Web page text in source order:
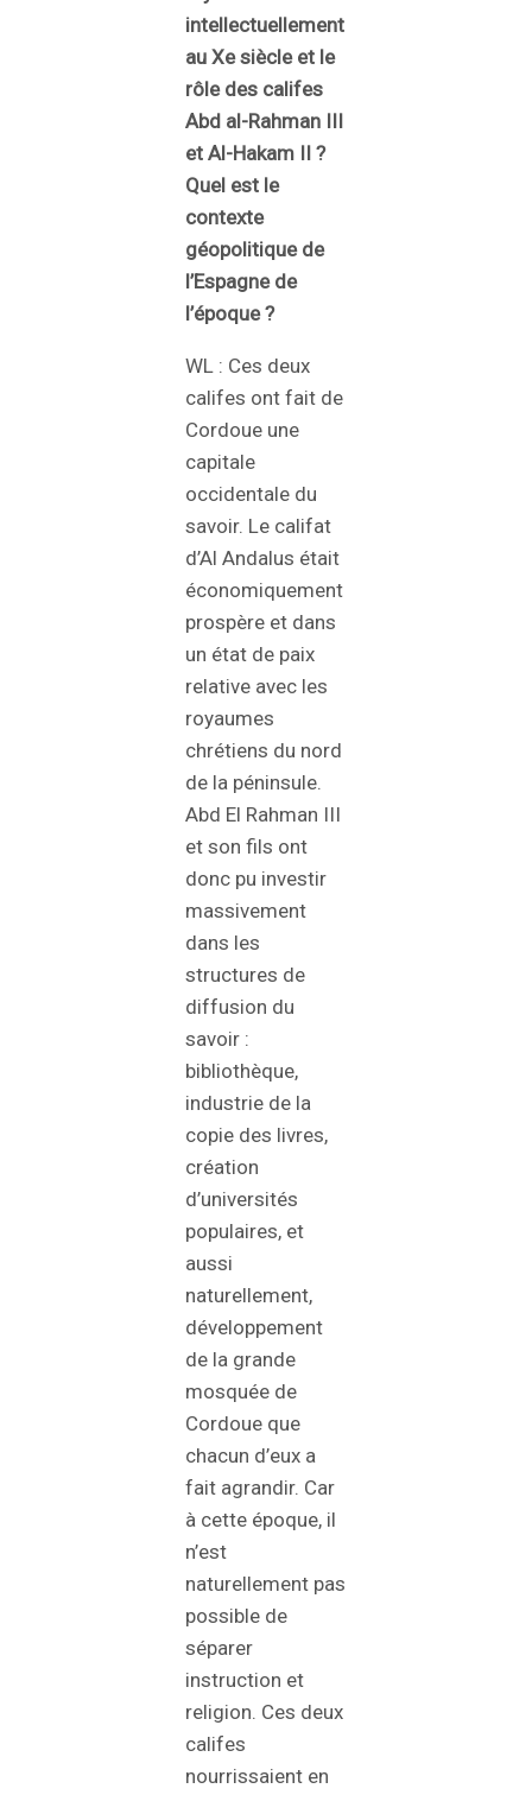
intellectuellement
au Xe siècle et le
rôle des califes
Abd al-Rahman III
et Al-Hakam II ?
Quel est le
contexte
géopolitique de
l’Espagne de
l’époque ?
WL : Ces deux
califes ont fait de
Cordoue une
capitale
occidentale du
savoir. Le califat
d’Al Andalus était
économiquement
prospère et dans
un état de paix
relative avec les
royaumes
chrétiens du nord
de la péninsule.
Abd El Rahman III
et son fils ont
donc pu investir
massivement
dans les
structures de
diffusion du
savoir :
bibliothèque,
industrie de la
copie des livres,
création
d’universités
populaires, et
aussi
naturellement,
développement
de la grande
mosquée de
Cordoue que
chacun d’eux a
fait agrandir. Car
à cette époque, il
n’est
naturellement pas
possible de
séparer
instruction et
religion. Ces deux
califes
nourrissaient en